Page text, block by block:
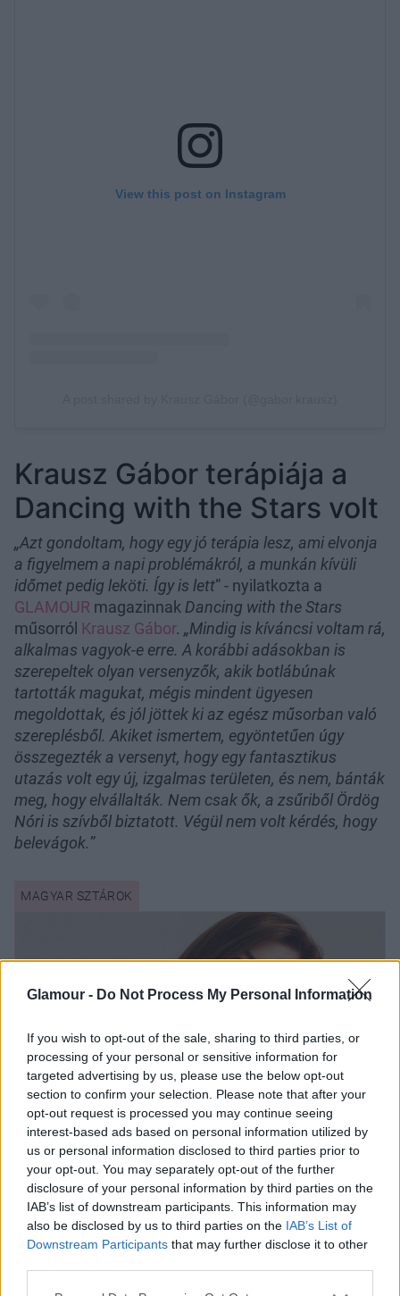
Glamour - Do Not Process My Personal Information
If you wish to opt-out of the sale, sharing to third parties, or
processing of your personal or sensitive information for
targeted advertising by us, please use the below opt-out
section to confirm your selection. Please note that after your
opt-out request is processed you may continue seeing
interest-based ads based on personal information utilized by
us or personal information disclosed to third parties prior to
your opt-out. You may separately opt-out of the further
disclosure of your personal information by third parties on the
IAB’s list of downstream participants. This information may
also be disclosed by us to third parties on the IAB’s List of
Downstream Participants that may further disclose it to other
Krausz Gábor terápiája a
Dancing with the Stars volt
„Azt gondoltam, hogy egy jó terápia lesz, ami elvonja
a figyelmem a napi problémákról, a munkán kívüli
időmet pedig leköti. Így is lett”- nyilatkozta a
GLAMOUR magazinnak Dancing with the Stars
műsorról Krausz Gábor. „Mindig is kíváncsi voltam rá,
alkalmas vagyok-e erre. A korábbi adásokban is
szerepeltek olyan versenyzők, akik botlábúnak
tartották magukat, mégis mindent ügyesen
megoldottak, és jól jöttek ki az egész műsorban való
szereplésből. Akiket ismertem, egyöntetűen úgy
összegezték a versenyt, hogy egy fantasztikus
utazás volt egy új, izgalmas területen, és nem, bánták
meg, hogy elvállalták. Nem csak ők, a zsűriből Ördög
Nóri is szívből biztatott. Végül nem volt kérdés, hogy
belevágok.”
Puskás-Dallos Bogi anya-fia fotója a
legédesebb dolog, amit ma láthatsz
„Az első élő adás után éjszaka húsz-harminc
alkalommal néztem vissza a produkciónkat,